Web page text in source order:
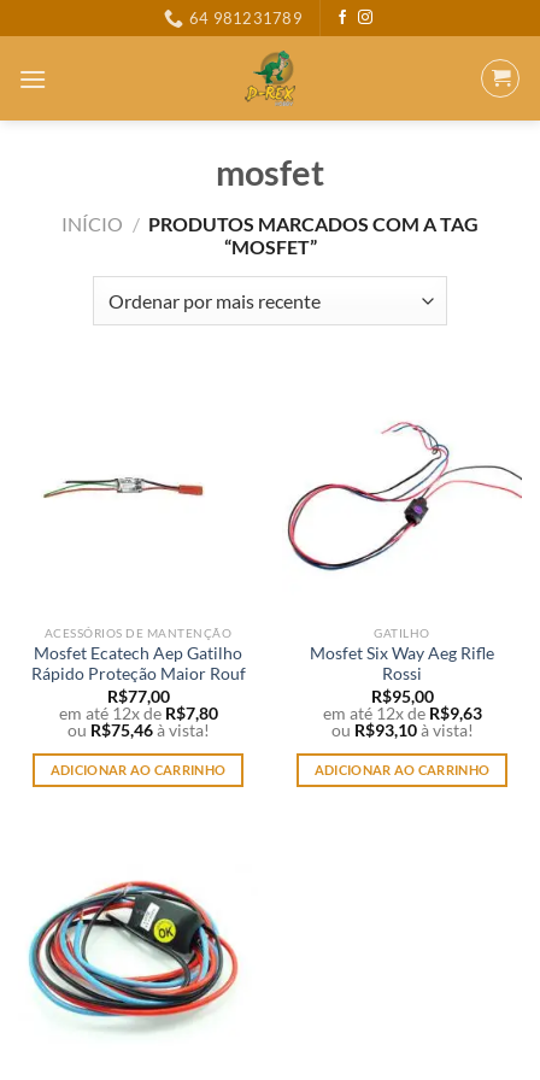
to
content
64 981231789
mosfet
INÍCIO / PRODUTOS MARCADOS COM A TAG
“MOSFET”
ACESSÓRIOS DE MANTENÇÃO
Mosfet Ecatech Aep Gatilho
Rápido Proteção Maior Rouf
R$77,00
em até 12x de R$7,80
ou R$75,46 à vista!
ADICIONAR AO CARRINHO
GATILHO
Mosfet Six Way Aeg Rifle
Rossi
R$95,00
em até 12x de R$9,63
ou R$93,10 à vista!
ADICIONAR AO CARRINHO